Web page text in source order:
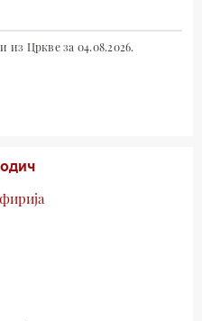
из Цркве за 04.08.2026.